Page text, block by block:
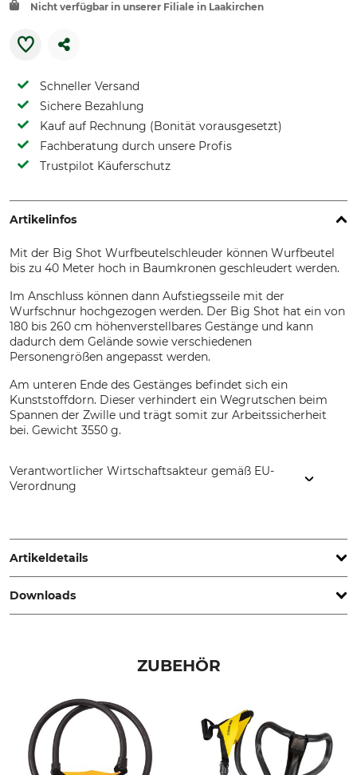
Nicht verfügbar in unserer Filiale in Laakirchen
Schneller Versand
Sichere Bezahlung
Kauf auf Rechnung (Bonität vorausgesetzt)
Fachberatung durch unsere Profis
Trustpilot Käuferschutz
Artikelinfos
Mit der Big Shot Wurfbeutelschleuder können Wurfbeutel
bis zu 40 Meter hoch in Baumkronen geschleudert werden.
Im Anschluss können dann Aufstiegsseile mit der
Wurfschnur hochgezogen werden. Der Big Shot hat ein von
180 bis 260 cm höhenverstellbares Gestänge und kann
dadurch dem Gelände sowie verschiedenen
Personengrößen angepasst werden.
Am unteren Ende des Gestänges befindet sich ein
Kunststoffdorn. Dieser verhindert ein Wegrutschen beim
Spannen der Zwille und trägt somit zur Arbeitssicherheit
bei. Gewicht 3550 g.
Verantwortlicher Wirtschaftsakteur gemäß EU-
Verordnung
www.grube.de
Artikeldetails
Produkttyp
Wurfbeutelschleuder
Big Shot
Made in Czech Republic
Downloads
ZUBEHÖR